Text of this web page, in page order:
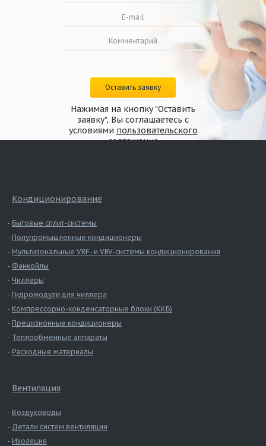
Оставить заявку
Нажимая на кнопку "Оставить
заявку", Вы соглашаетесь с
условиями пользовательского
соглашения
Кондиционирование
Бытовые сплит-системы
Полупромышленные кондиционеры
Мультизональные VRF- и VRV-системы кондиционирования
Фанкойлы
Чиллеры
Гидромодули для чиллера
Компрессорно-конденсаторные блоки (ККБ)
Прецизионные кондиционеры
Теплообменные аппараты
Расходные материалы
Вентиляция
Воздуховоды
Детали систем вентиляции
Изоляция